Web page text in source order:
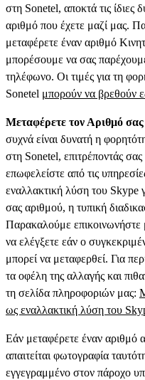
στη Sonetel, αποκτά τις ίδιες
αριθμό που έχετε μαζί μας.
μεταφέρετε έναν αριθμό
μπορέσουμε να σας
τηλέφωνο. Οι τιμές για τη
Sonetel μπορούν να βρεθούν
Μεταφέρετε τον Αριθμό
συχνά είναι δυνατή η
στη Sonetel, επιτρέποντάς
επωφελείστε από τις
εναλλακτική λύση του Skype
σας αριθμού, η τυπική
Παρακαλούμε επικοινωνήστε
να ελέγξετε εάν ο
μπορεί να μεταφερθεί. Για
τα οφέλη της αλλαγής και
τη σελίδα πληροφοριών μας:
ως εναλλακτική λύση του
Εάν μεταφέρετε έναν αριθμό
απαιτείται φωτογραφία
εγγεγραμμένο στον πάροχο